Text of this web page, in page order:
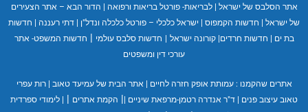
אתר הסלבס של ישראל |לבריאות- פורטל בריאות ורפואה
הדור הבא – אתר הצעירים
של ישראל
חדשות הקמפוס ישראל כלכלי – פורטל כלכלה ונדל"ן דתי רעננה
חדשות
בת ים
חדשות חרדים |קורונה ישראל חדשות סלבס עולמי | חדשות המשפט- אתר
עורכי דין ומשפטים
אתרים שהקמנו :עמותת אופק חזרה לחיים אתר הבית של עמיעד טאוב |רות עפרי
טאוב עיצוב פנים
ד"ר אנדרה רטמן-מרפאת שיניים | הקמת אתרים |
לימודי ספרדית